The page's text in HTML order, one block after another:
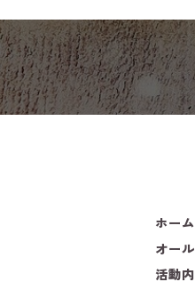
ホーム
オー
活動